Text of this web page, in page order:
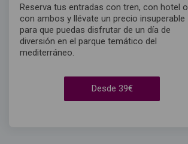
Reserva tus entradas con tren, con hotel o
con ambos y llévate un precio insuperable
para que puedas disfrutar de un día de
diversión en el parque temático del
mediterráneo.
Desde 39€